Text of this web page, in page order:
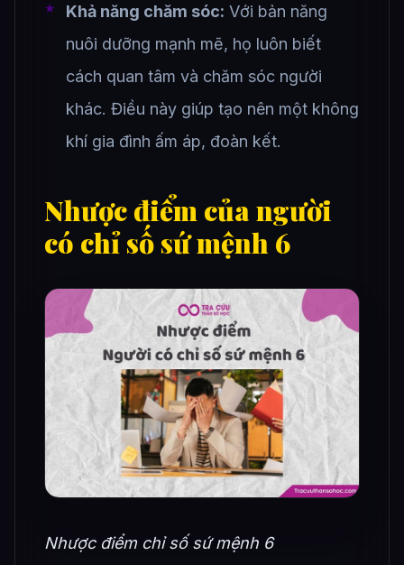
Khả năng chăm sóc: Với bản năng
nuôi dưỡng mạnh mẽ, họ luôn biết
cách quan tâm và chăm sóc người
khác. Điều này giúp tạo nên một không
khí gia đình ấm áp, đoàn kết.
Nhược điểm của người
có chỉ số sứ mệnh 6
Nhược điểm chỉ số sứ mệnh 6